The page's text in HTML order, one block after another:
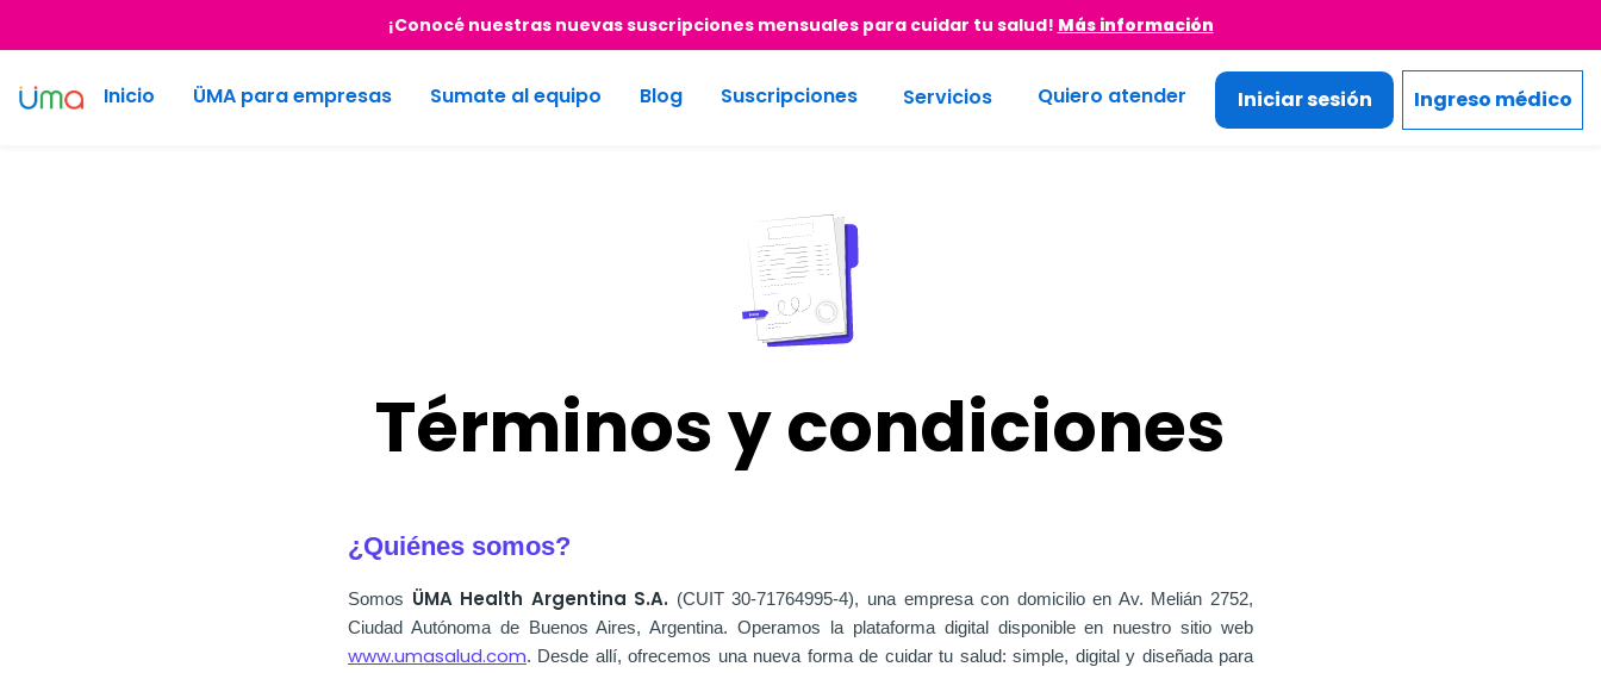
¡Conocé nuestras nuevas suscripciones mensuales para cuidar tu salud! Más información
Inicio ÜMA para empresas Sumate al equipo Blog Suscripciones Servicios Quiero atender Iniciar sesión Ingreso médico
Términos y condiciones
¿Quiénes somos?
Somos ÜMA Health Argentina S.A. (CUIT 30-71764995-4), una empresa con domicilio en Av. Melián 2752,
Ciudad Autónoma de Buenos Aires, Argentina. Operamos la plataforma digital disponible en nuestro sitio web
www.umasalud.com. Desde allí, ofrecemos una nueva forma de cuidar tu salud: simple, digital y diseñada para